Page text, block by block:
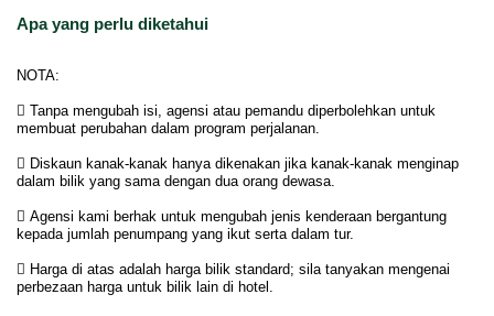
Apa yang perlu diketahui
NOTA:
 Tanpa mengubah isi, agensi atau pemandu diperbolehkan untuk
membuat perubahan dalam program perjalanan.
 Diskaun kanak-kanak hanya dikenakan jika kanak-kanak menginap
dalam bilik yang sama dengan dua orang dewasa.
 Agensi kami berhak untuk mengubah jenis kenderaan bergantung
kepada jumlah penumpang yang ikut serta dalam tur.
 Harga di atas adalah harga bilik standard; sila tanyakan mengenai
perbezaan harga untuk bilik lain di hotel.